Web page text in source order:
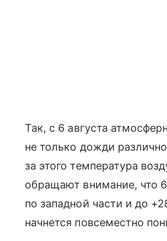
Так, с 6 августа
не только дожди
за этого температура
обращают внимание, что 6
по западной части и до
начнется повсеместно